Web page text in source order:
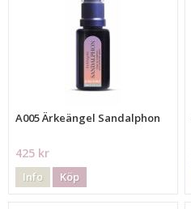
A005 Ärkeängel Sandalphon
425 kr
Info Köp